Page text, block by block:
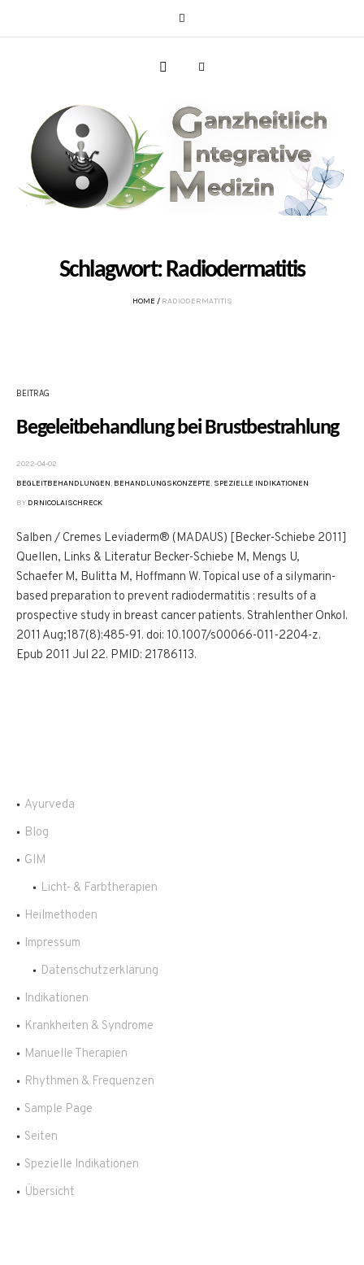
Schlagwort:Radiodermatitis
HOME / RADIODERMATITIS
BEITRAG
Begeleitbehandlung bei Brustbestrahlung
2022-04-02
BEGLEITBEHANDLUNGEN, BEHANDLUNGSKONZEPTE, SPEZIELLE INDIKATIONEN
BY DRNICOLAISCHRECK
Salben / Cremes Leviaderm® (MADAUS) [Becker-Schiebe 2011]
Quellen, Links & Literatur Becker-Schiebe M, Mengs U,
Schaefer M, Bulitta M, Hoffmann W. Topical use of a silymarin-
based preparation to prevent radiodermatitis : results of a
prospective study in breast cancer patients. Strahlenther Onkol.
2011 Aug;187(8):485-91. doi: 10.1007/s00066-011-2204-z.
Epub 2011 Jul 22. PMID: 21786113.
Ayurveda
Blog
GIM
Licht- & Farbtherapien
Heilmethoden
Impressum
Datenschutzerklärung
Indikationen
Krankheiten & Syndrome
Manuelle Therapien
Rhythmen & Frequenzen
Sample Page
Seiten
Spezielle Indikationen
Übersicht